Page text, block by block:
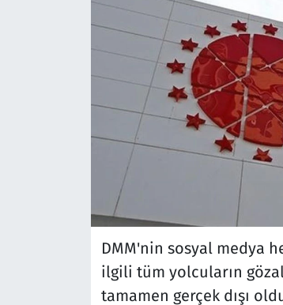
DMM'nin sosyal medya
ilgili tüm yolcuların
tamamen gerçek dışı